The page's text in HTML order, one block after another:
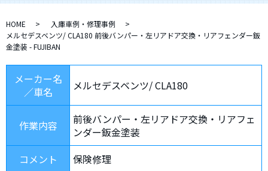
HOME
入庫車例・修理事例
メルセデスベンツ/ CLA180 前後バンパー・左リアドア交換・リアフェンダー鈑
金塗装 - FUJIBAN
メーカー名
／車名
メルセデスベンツ/ CLA180
作業内容
前後バンパー・左リアドア交換・リアフェ
ンダー鈑金塗装
コメント
保険修理